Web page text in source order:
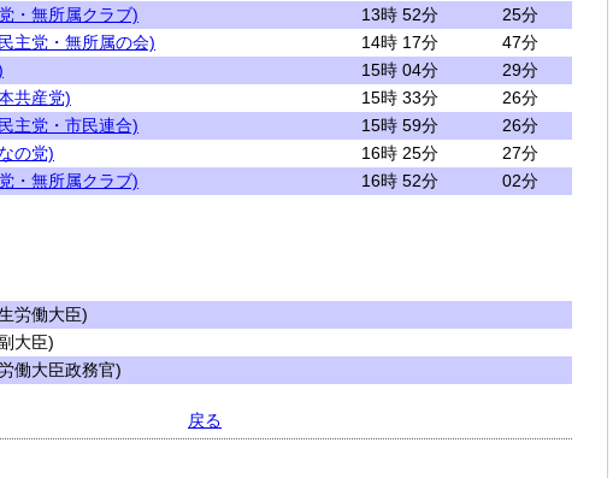
・無所属クラブ)
13時 52分
25分
主党・無所属の会)
14時 17分
47分
15時 04分
29分
共産党)
15時 33分
26分
主党・市民連合)
15時 59分
26分
の党)
16時 25分
27分
・無所属クラブ)
16時 52分 02分
労働大臣)
大臣)
働大臣政務官)
戻る